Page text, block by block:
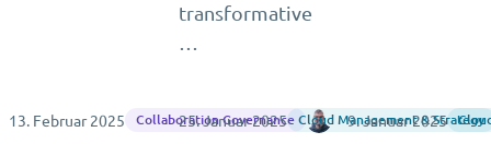
transformative
13. Februar 2025 Collaboration Governance Jasper Oosterveld
25. Januar 2025 Cloud Management & Strategy
9. Januar 2025